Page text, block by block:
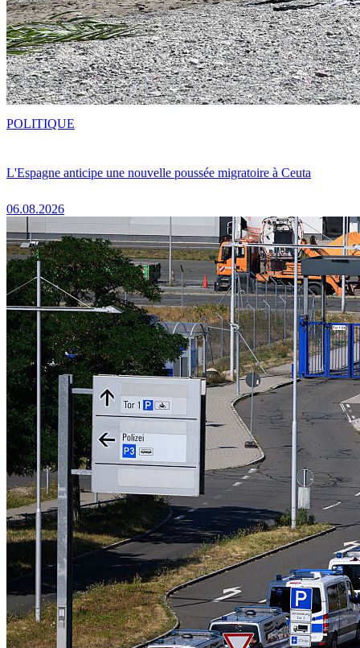
L'Espagne anticipe une nouvelle poussée migratoire à Ceuta
06.08.2026
POLITIQUE